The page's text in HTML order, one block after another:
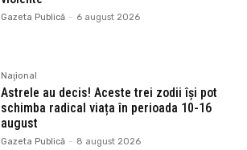
Gazeta Publică - 6 august 2026
Naţional
Astrele au decis! Aceste trei zodii își pot
schimba radical viața în perioada 10-16
august
Gazeta Publică - 8 august 2026